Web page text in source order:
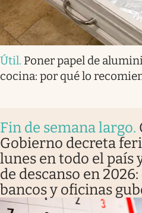
Útil. Poner papel de
cocina: por qué lo
Fin de semana largo.
Gobierno decreta
lunes en todo el país
de descanso en
bancos y oficinas